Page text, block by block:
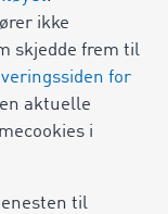
ikke
skjedde frem til
for
aktuelle
i
til